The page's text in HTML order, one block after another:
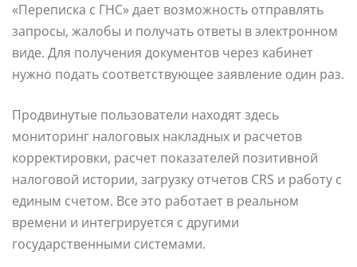
«Переписка с ГНС» дает возможность отправлять
запросы, жалобы и получать ответы в электронном
виде. Для получения документов через кабинет
нужно подать соответствующее заявление один раз.
Продвинутые пользователи находят здесь
мониторинг налоговых накладных и расчетов
корректировки, расчет показателей позитивной
налоговой истории, загрузку отчетов CRS и работу с
единым счетом. Все это работает в реальном
времени и интегрируется с другими
государственными системами.